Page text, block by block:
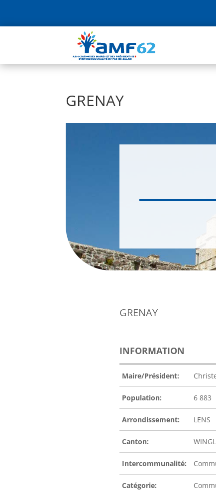
GRENAY
GRENAY
INFORMATION
Maire/Président:
Population: 6 883
Arrondissement: LENS
Canton:
Intercommunalité:
Catégorie: